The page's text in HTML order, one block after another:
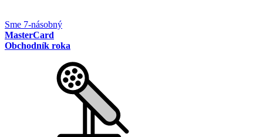
Sme 7-násobný
MasterCard
Obchodník roka